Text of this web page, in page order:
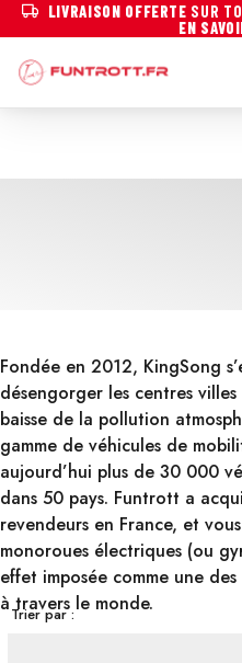
LIVRAISON OFFERTE SUR
EN
Fondée en 2012, KingSong
désengorger les centres
baisse de la pollution
gamme de véhicules de
aujourd’hui plus de 30 000
dans 50 pays. Funtrott a
revendeurs en France, et
monoroues électriques (ou
effet imposée comme une
à travers le monde.
Trier par :